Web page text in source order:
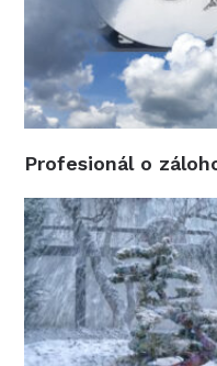
Profesionál o